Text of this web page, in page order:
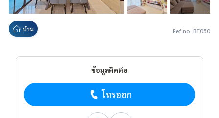
บ้าน Ref no. BT050
ข้อมูลติดต่อ
โทรออก